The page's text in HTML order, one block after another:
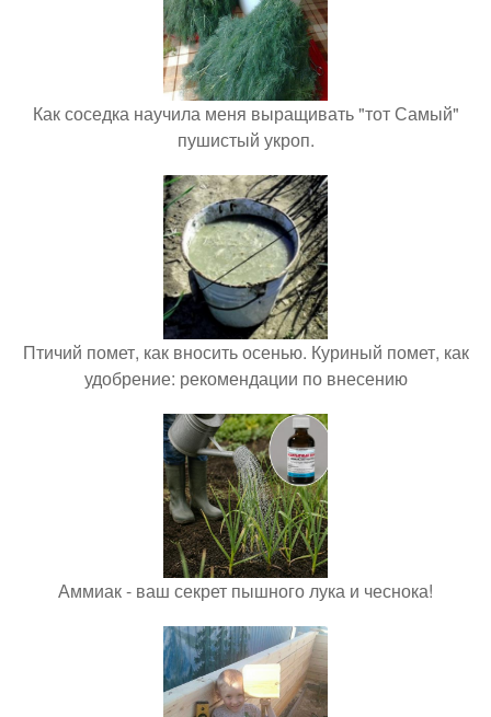
Как соседка научила меня выращивать "тот Самый"
пушистый укроп.
Птичий помет, как вносить осенью. Куриный помет, как
удобрение: рекомендации по внесению
Аммиак - ваш секрет пышного лука и чеснока!